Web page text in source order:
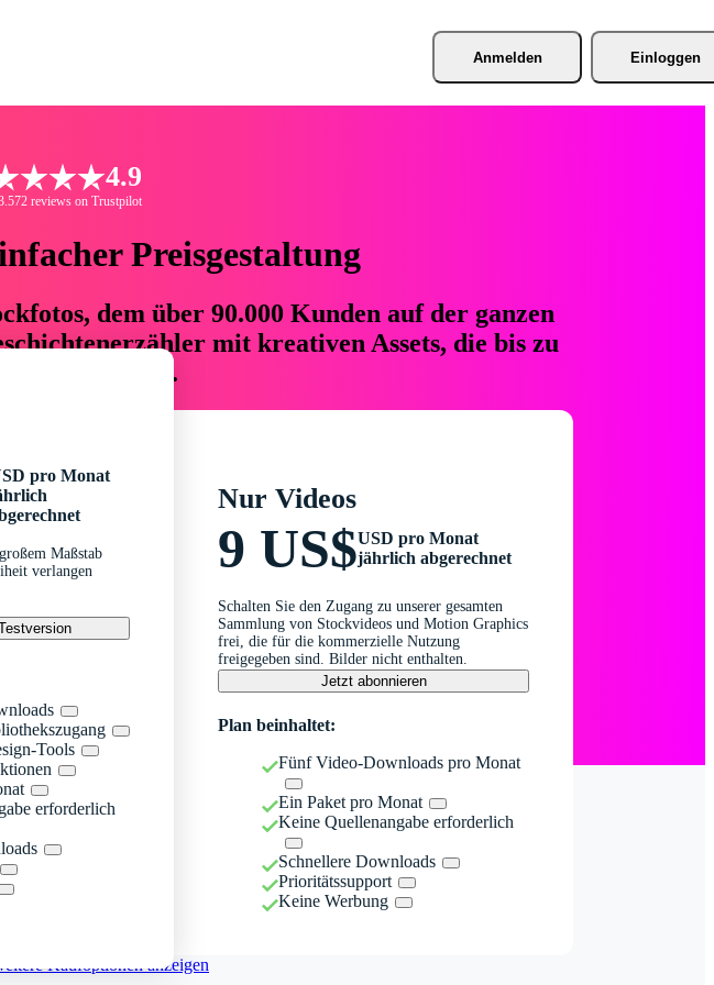
Anmelden Einloggen
4.9
reviews on Trustpilot
Preisgestaltung
dem über 90.000 Kunden auf der ganzen
mit kreativen Assets, die bis zu
einsparen.
pro Monat
Maßstab
verlangen
Tools
erforderlich
Nur Videos
9 US$USD pro Monat
jährlich abgerechnet
Schalten Sie den Zugang zu unserer gesamten
Sammlung von Stockvideos und Motion Graphics
frei, die für die kommerzielle Nutzung
freigegeben sind. Bilder nicht enthalten.
Jetzt abonnieren
Plan beinhaltet:
Fünf Video-Downloads pro Monat
Ein Paket pro Monat
Keine Quellenangabe erforderlich
Schnellere Downloads
Prioritätssupport
Keine Werbung
Kaufoptionen anzeigen